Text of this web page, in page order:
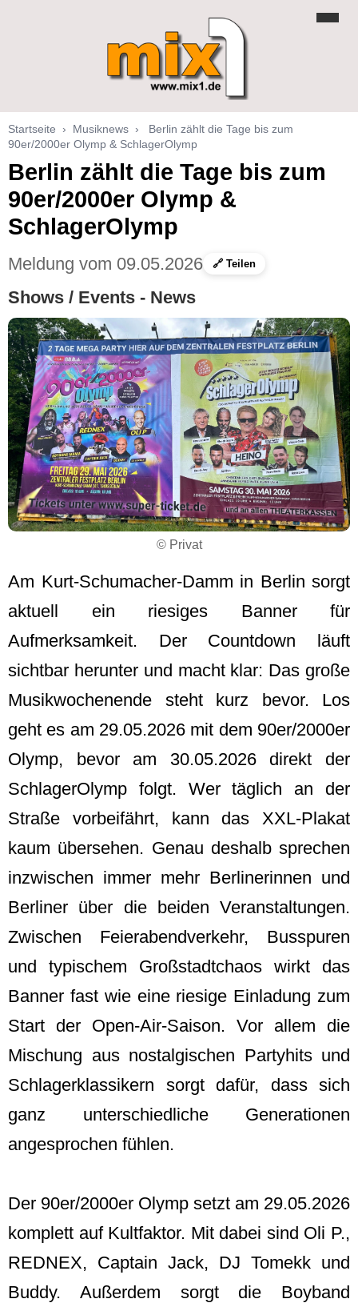
Startseite › Musiknews ›
Berlin zählt die Tage bis zum
90er/2000er Olymp & SchlagerOlymp
Berlin zählt die Tage bis zum
90er/2000er Olymp &
SchlagerOlymp
Meldung vom 09.05.2026 🔗 Teilen
Shows / Events - News
© Privat
Am Kurt-Schumacher-Damm in Berlin sorgt
aktuell ein riesiges Banner für
Aufmerksamkeit. Der Countdown läuft
sichtbar herunter und macht klar: Das große
Musikwochenende steht kurz bevor. Los
geht es am 29.05.2026 mit dem 90er/2000er
Olymp, bevor am 30.05.2026 direkt der
SchlagerOlymp folgt. Wer täglich an der
Straße vorbeifährt, kann das XXL-Plakat
kaum übersehen. Genau deshalb sprechen
inzwischen immer mehr Berlinerinnen und
Berliner über die beiden Veranstaltungen.
Zwischen Feierabendverkehr, Busspuren
und typischem Großstadtchaos wirkt das
Banner fast wie eine riesige Einladung zum
Start der Open-Air-Saison. Vor allem die
Mischung aus nostalgischen Partyhits und
Schlagerklassikern sorgt dafür, dass sich
ganz unterschiedliche Generationen
angesprochen fühlen.
Der 90er/2000er Olymp setzt am 29.05.2026
komplett auf Kultfaktor. Mit dabei sind Oli P.,
REDNEX, Captain Jack, DJ Tomekk und
Buddy. Außerdem sorgt die Boyband